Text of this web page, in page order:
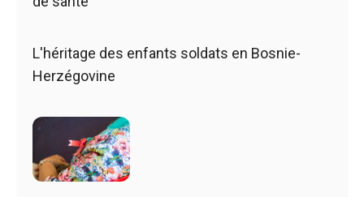
L'héritage des enfants soldats en Bosnie-
Herzégovine